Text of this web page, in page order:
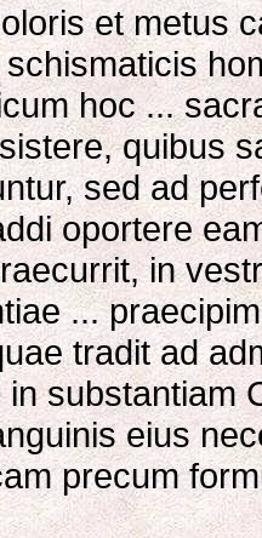
et metus
hoc ...
quibus
sed ad
oportere
in
...
tradit ad
substantiam
eius
precum